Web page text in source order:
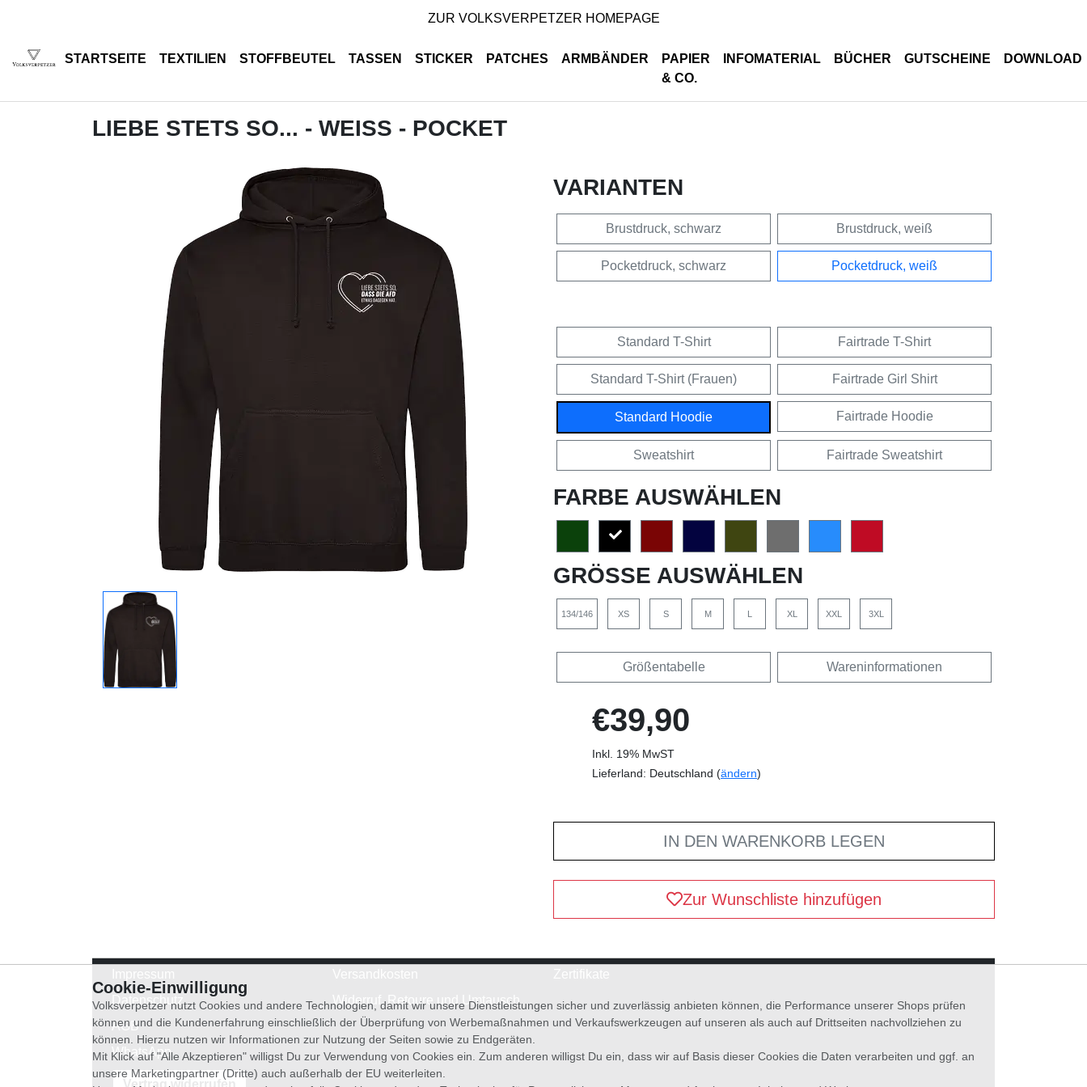
ZUR VOLKSVERPETZER HOMEPAGE
STARTSEITE TEXTILIEN STOFFBEUTEL TASSEN STICKER PATCHES ARMBÄNDER
PAPIER
& CO.
INFOMATERIAL BÜCHER GUTSCHEINE DOWNLOAD
LIEBE STETS SO... - WEISS - POCKET
VARIANTEN
Brustdruck, schwarz Brustdruck, weiß
Pocketdruck, schwarz Pocketdruck, weiß
Standard T-Shirt Fairtrade T-Shirt
Standard T-Shirt (Frauen) Fairtrade Girl Shirt
Standard Hoodie Fairtrade Hoodie
Sweatshirt Fairtrade Sweatshirt
FARBE AUSWÄHLEN
GRÖSSE AUSWÄHLEN
134/146 XS S M L XL XXL 3XL
Größentabelle Wareninformationen
€39,90
Inkl. 19% MwST
Lieferland: Deutschland (ändern)
IN DEN WARENKORB LEGEN
Zur Wunschliste hinzufügen
Datenschutz
AGB
WhatsApp
Widerruf, Retoure und Umtausch
Vertrag widerrufen
Cookie-Einwilligung
Volksverpetzer nutzt Cookies und andere Technologien, damit wir unsere Dienstleistungen sicher und zuverlässig anbieten können, die Performance unserer Shops prüfen
können und die Kundenerfahrung einschließlich der Überprüfung von Werbemaßnahmen und Verkaufswerkzeugen auf unseren als auch auf Drittseiten nachvollziehen zu
können. Hierzu nutzen wir Informationen zur Nutzung der Seiten sowie zu Endgeräten.
Mit Klick auf "Alle Akzeptieren" willigst Du zur Verwendung von Cookies ein. Zum anderen willigst Du ein, dass wir auf Basis dieser Cookies die Daten verarbeiten und ggf. an
unsere Marketingpartner (Dritte) auch außerhalb der EU weiterleiten.